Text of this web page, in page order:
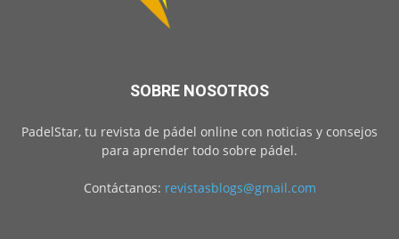
SOBRE NOSOTROS
PadelStar, tu revista de pádel online con noticias y consejos
para aprender todo sobre pádel.
Contáctanos: revistasblogs@gmail.com